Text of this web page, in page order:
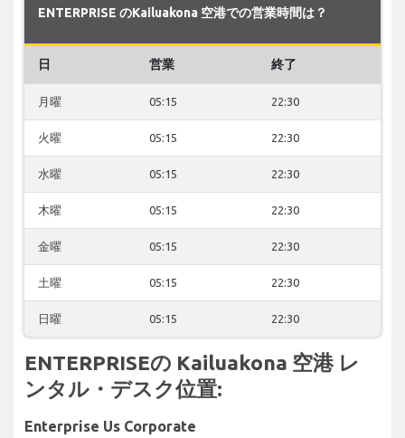
ENTERPRISE のKailuakona 空港での営業時間は？
日 営業 終了
月曜 05:15 22:30
火曜 05:15 22:30
水曜 05:15 22:30
木曜 05:15 22:30
金曜 05:15 22:30
土曜 05:15 22:30
日曜 05:15 22:30
ENTERPRISEの Kailuakona 空港 レ
ンタル・デスク位置:
Enterprise Us Corporate